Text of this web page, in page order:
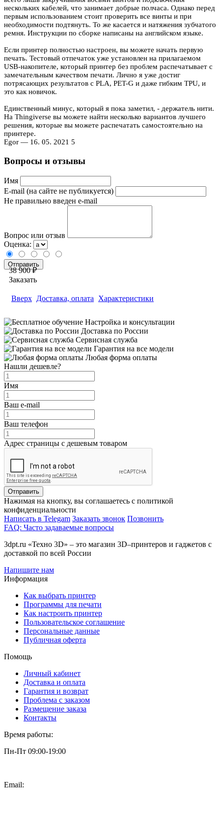
нескольких кабелей, что занимает добрые полчаса. Однако перед
первым использованием стоит проверить все винты и при
необходимости подтянуть. То же касается и натяжения зубчатого
ремня. Инструкции по сборке написаны на английском языке.
Если принтер полностью настроен, вы можете начать первую
печать. Тестовый отпечаток уже установлен на прилагаемом
USB-накопителе, который принтер без проблем распечатывает с
замечательным качеством печати. Лично я уже достиг
потрясающих результатов с PLA, PET-G и даже гибким TPU, и
это как новичок.
Единственный минус, который я пока заметил, - держатель нити.
На Thingiverse вы можете найти несколько вариантов лучшего
решения, которые вы можете распечатать самостоятельно на
принтере.
Egor — 16. 05. 2021 5
Вопросы и отзывы
Имя
E-mail (на сайте не публикуется)
Не правильно введен e-mail
Вопрос или отзыв
Оценка:
38 900 ₽
Заказать
Вверх Доставка, оплата Характеристики
Настройка и консультации
Доставка по России
Сервисная служба
Гарантия на все модели
Любая форма оплаты
Нашли дешевле?
Имя
Ваш e-mail
Ваш телефон
Адрес страницы с дешевым товаром
Отправить
Нажимая на кнопку, вы соглашаетесь с политикой
конфиденциальности
Написать в Telegam Заказать звонок Позвонить
FAQ: Часто задаваемые вопросы
3dpt.ru «Техно 3D» – это магазин 3D–принтеров и гаджетов с
доставкой по всей России
Напишите нам
Информация
Как выбрать принтер
Программы для печати
Как настроить принтер
Пользовательское соглашение
Персональные данные
Публичная оферта
Помощь
Личный кабинет
Доставка и оплата
Гарантия и возврат
Проблема с заказом
Размещение заказа
Контакты
Время работы:
Пн-Пт 09:00-19:00
Email: